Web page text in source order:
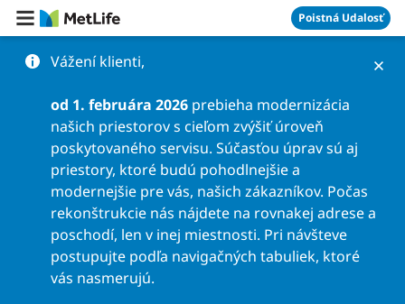
Preskočiť na obsah Poistná Udalosť
Vážení klienti,
od 1. februára 2026 prebieha modernizácia
našich priestorov s cieľom zvýšiť úroveň
poskytovaného servisu. Súčasťou úprav sú aj
priestory, ktoré budú pohodlnejšie a
modernejšie pre vás, našich zákazníkov. Počas
rekonštrukcie nás nájdete na rovnakej adrese a
poschodí, len v inej miestnosti. Pri návšteve
postupujte podľa navigačných tabuliek, ktoré
vás nasmerujú.